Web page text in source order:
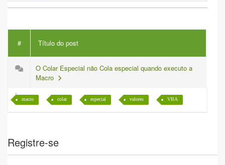
# Título do post
O Colar Especial não Cola especial quando executo a
Macro
macro colar especial valores VBA
Registre-se